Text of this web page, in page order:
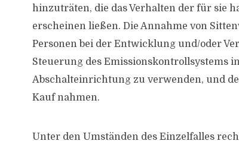
hinzuträten, die das Verhalten der für sie
erscheinen ließen. Die Annahme von
Personen bei der Entwicklung und/oder
Steuerung des Emissionskontrollsystems
Abschalteinrichtung zu verwenden, und
Kauf nahmen.
Unter den Umständen des Einzelfalles